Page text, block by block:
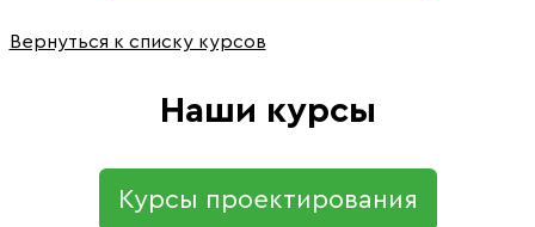
Вернуться к списку курсов
Наши курсы
Курсы проектирования